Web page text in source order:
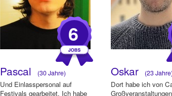
6
Pascal (30 Jahre)
Und Einlasspersonal auf
Festivals gearbeitet. Ich habe
Oskar (23
Dort habe ich von